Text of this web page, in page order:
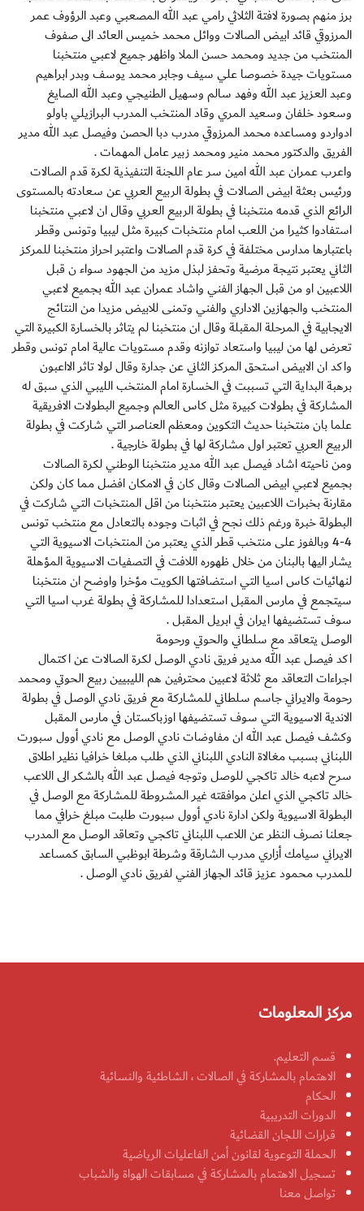
برز منهم بصورة لافتة الثلاثي رامي عبد الله المصعبي وعبد الرؤوف عمر
المرزوقي قائد ابيض الصالات ووائل محمد خميس العائد الى صفوف
المنتخب من جديد ومحمد حسن الملا واظهر جميع لاعبي منتخبنا
مستويات جيدة خصوصا علي سيف وجابر محمد يوسف وبدر ابراهيم
وعبد العزيز عبد الله وفهد سالم وسهيل الطنيجي وعبد الله الصايغ
وسعود خلفان وسعيد المري وقاد المنتخب المدرب البرازيلي باولو
ادواردو ومساعده محمد المرزوقي مدرب دبا الحصن وفيصل عبد الله مدير
الفريق والدكتور محمد منير ومحمد زبير عامل المهمات .
واعرب عمران عبد الله امين سر عام اللجنة التنفيذية لكرة قدم الصالات
ورئيس بعثة ابيض الصالات في بطولة الربيع العربي عن سعادته بالمستوى
الرائع الذي قدمه منتخبنا في بطولة الربيع العربي وقال ان لاعبي منتخبنا
استفادوا كثيرا من اللعب امام منتخبات كبيرة مثل ليبيا وتونس وقطر
باعتبارها مدارس مختلفة في كرة قدم الصالات واعتبر احراز منتخبنا للمركز
الثاني يعتبر نتيجة مرضية وتحفز لبذل مزيد من الجهود سواء ن قبل
اللاعبين او من قبل الجهاز الفني واشاد عمران عبد الله بجميع لاعبي
المنتخب والجهازين الاداري والفني وتمنى للابيض مزيدا من النتائج
الايجابية في المرحلة المقبلة وقال ان منتخبنا لم يتاثر بالخسارة الكبيرة التي
تعرض لها من ليبيا واستعاد توازنه وقدم مستويات عالية امام تونس وقطر
واكد ان الابيض استحق المركز الثاني عن جدارة وقال لولا تاثر الااعبون
برهبة البداية التي تسببت في الخسارة امام المنتخب الليبي الذي سبق له
المشاركة في بطولات كبيرة مثل كاس العالم وجميع البطولات الافريقية
علما بان منتخبنا حديث التكوين ومعظم العناصر التي شاركت في بطولة
الربيع العربي تعتبر اول مشاركة لها في بطولة خارجية .
ومن ناحيته اشاد فيصل عبد الله مدير منتخبنا الوطني لكرة الصالات
بجميع لاعبي ابيض الصالات وقال كان في الامكان افضل مما كان ولكن
مقارنة بخبرات اللاعبين يعتبر منتخبنا من اقل المنتخبات التي شاركت في
البطولة خبرة ورغم ذلك نجح في اثبات وجوده بالتعادل مع منتخب تونس
4-4 وبالفوز على منتخب قطر الذي يعتبر من المنتخبات الاسيوية التي
يشار اليها بالبنان من خلال ظهوره اللافت في التصفيات الاسيوية المؤهلة
لنهائيات كاس اسيا التي استضافتها الكويت مؤخرا واوضح ان منتخبنا
سيتجمع في مارس المقبل استعدادا للمشاركة في بطولة غرب اسيا التي
سوف تستضيفها ايران في ابريل المقبل .
الوصل يتعاقد مع سلطاني والحوتي ورحومة
اكد فيصل عبد الله مدير فريق نادي الوصل لكرة الصالات عن اكتمال
اجراءات التعاقد مع ثلاثة لاعبين محترفين هم الليبيين ربيع الحوتي ومحمد
رحومة والايراني جاسم سلطاني للمشاركة مع فريق نادي الوصل في بطولة
الاندية الاسيوية التي سوف تستضيفها اوزباكستان في مارس المقبل
وكشف فيصل عبد الله ان مفاوضات نادي الوصل مع نادي أوول سبورت
اللبناني بسبب مغالاة النادي اللبناني الذي طلب مبلغا خرافيا نظير اطلاق
سرح لاعبه خالد تاكجي للوصل وتوجه فيصل عبد الله بالشكر الى اللاعب
خالد تاكجي الذي اعلن موافقته غير المشروطة للمشاركة مع الوصل في
البطولة الاسيوية ولكن ادارة نادي أوول سبورت طلبت مبلغ خرافي مما
جعلنا نصرف النظر عن اللاعب اللبناني تاكجي وتعاقد الوصل مع المدرب
الايراني سيامك أزاري مدرب الشارقة وشرطة ابوظبي السابق كمساعد
للمدرب محمود عزيز قائد الجهاز الفني لفريق نادي الوصل .
مركز المعلومات
قسم التعليم.
الاهتمام بالمشاركة في الصالات ، الشاطئية والنسائية
الحكام
الدورات التدريبية
قرارات اللجان القضائية
الحملة التوعوية لقانون أمن الفاعليات الرياضية
تسجيل الاهتمام بالمشاركة في مسابقات الهواة والشباب
تواصل معنا